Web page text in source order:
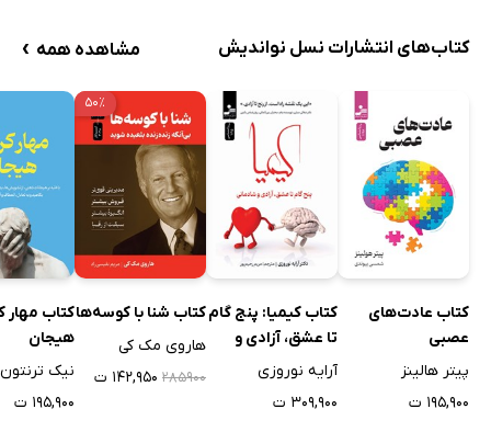
کتاب‌های انتشارات نسل نواندیش مشاهده همه ›
کتاب عادت‌های
عصبی
پیتر هالینز
۱۹۵,۹۰۰ ت
کتاب کیمیا: پنج گام
تا عشق، آزادی و
شادمانی
آرایه نوروزی
۳۰۹,۹۰۰ ت
۵۰٪
کتاب شنا با کوسه‌ها
هاروی مک کی
۲۸۵۹۰۰ ۱۴۲,۹۵۰ ت
کتاب مهار
هیجان
نیک ترنتون
۱۹۵,۹۰۰ ت